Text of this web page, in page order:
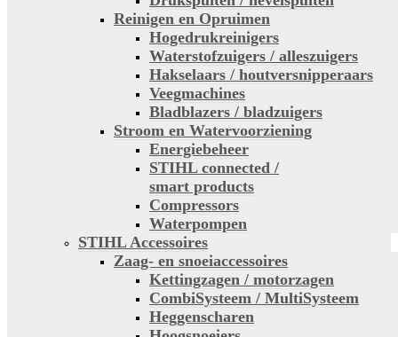
Reinigen en Opruimen
Hogedrukreinigers
Waterstofzuigers / alleszuigers
Hakselaars / houtversnipperaars
Veegmachines
Bladblazers / bladzuigers
Stroom en Watervoorziening
Energiebeheer
STIHL connected /
smart products
Compressors
Waterpompen
STIHL Accessoires
Zaag- en snoeiaccessoires
Kettingzagen / motorzagen
CombiSysteem / MultiSysteem
Heggenscharen